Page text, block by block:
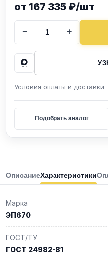
от 167 335 ₽/шт
− +
Условия оплаты и доставки
Подобрать аналог
ОписаниеХарактеристики
Марка
ЭП670
ГОСТ/ТУ
ГОСТ 24982-81